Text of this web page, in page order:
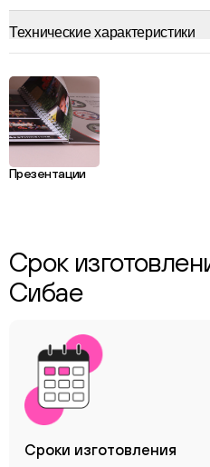
Технические характеристики
Презентации
Срок
Сибае
Сроки изготовления